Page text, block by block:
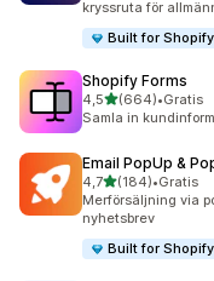
kryssruta för
Built for Shopify
Shopify Forms
4,5av 5 stjärnor
(664)
664 recensioner
•Gratis
Samla in
Email PopUp &
4,7av 5 stjärnor
(184)
184 recensioner
•Gratis
Merförsäljning via
nyhetsbrev
Built for Shopify